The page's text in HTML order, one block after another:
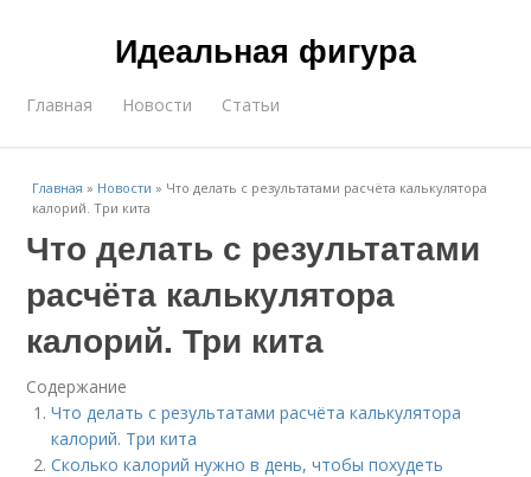
Идеальная фигура
Главная Новости Статьи
Главная » Новости » Что делать с результатами расчёта калькулятора
калорий. Три кита
Что делать с результатами
расчёта калькулятора
калорий. Три кита
Содержание
Что делать с результатами расчёта калькулятора
калорий. Три кита
Сколько калорий нужно в день, чтобы похудеть